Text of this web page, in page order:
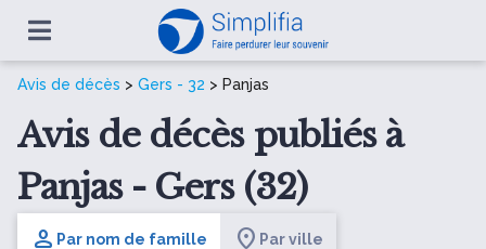
Avis de décès > Gers - 32 > Panjas
Avis de décès publiés à
Panjas - Gers (32)
Par nom de famille Par ville